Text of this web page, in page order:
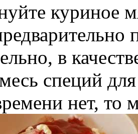
куриное
в
специй
нет, то